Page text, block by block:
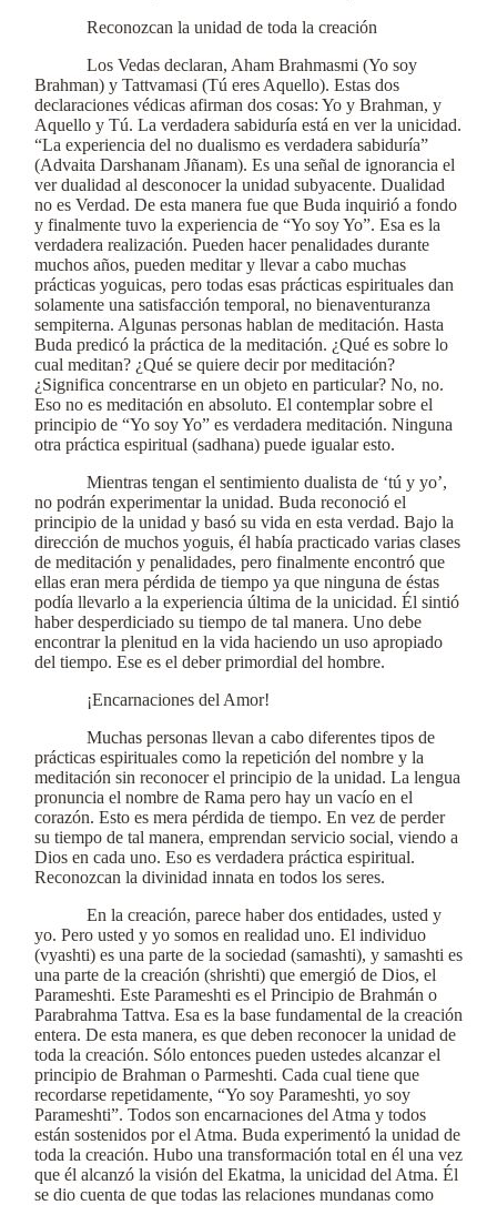
Reconozcan la unidad de toda la creación
Los Vedas declaran, Aham Brahmasmi (Yo soy
Brahman) y Tattvamasi (Tú eres Aquello). Estas dos
declaraciones védicas afirman dos cosas: Yo y Brahman, y
Aquello y Tú. La verdadera sabiduría está en ver la unicidad.
“La experiencia del no dualismo es verdadera sabiduría”
(Advaita Darshanam Jñanam). Es una señal de ignorancia el
ver dualidad al desconocer la unidad subyacente. Dualidad
no es Verdad. De esta manera fue que Buda inquirió a fondo
y finalmente tuvo la experiencia de “Yo soy Yo”. Esa es la
verdadera realización. Pueden hacer penalidades durante
muchos años, pueden meditar y llevar a cabo muchas
prácticas yoguicas, pero todas esas prácticas espirituales dan
solamente una satisfacción temporal, no bienaventuranza
sempiterna. Algunas personas hablan de meditación. Hasta
Buda predicó la práctica de la meditación. ¿Qué es sobre lo
cual meditan? ¿Qué se quiere decir por meditación?
¿Significa concentrarse en un objeto en particular? No, no.
Eso no es meditación en absoluto. El contemplar sobre el
principio de “Yo soy Yo” es verdadera meditación. Ninguna
otra práctica espiritual (sadhana) puede igualar esto.
Mientras tengan el sentimiento dualista de ‘tú y yo’,
no podrán experimentar la unidad. Buda reconoció el
principio de la unidad y basó su vida en esta verdad. Bajo la
dirección de muchos yoguis, él había practicado varias clases
de meditación y penalidades, pero finalmente encontró que
ellas eran mera pérdida de tiempo ya que ninguna de éstas
podía llevarlo a la experiencia última de la unicidad. Él sintió
haber desperdiciado su tiempo de tal manera. Uno debe
encontrar la plenitud en la vida haciendo un uso apropiado
del tiempo. Ese es el deber primordial del hombre.
¡Encarnaciones del Amor!
Muchas personas llevan a cabo diferentes tipos de
prácticas espirituales como la repetición del nombre y la
meditación sin reconocer el principio de la unidad. La lengua
pronuncia el nombre de Rama pero hay un vacío en el
corazón. Esto es mera pérdida de tiempo. En vez de perder
su tiempo de tal manera, emprendan servicio social, viendo a
Dios en cada uno. Eso es verdadera práctica espiritual.
Reconozcan la divinidad innata en todos los seres.
En la creación, parece haber dos entidades, usted y
yo. Pero usted y yo somos en realidad uno. El individuo
(vyashti) es una parte de la sociedad (samashti), y samashti es
una parte de la creación (shrishti) que emergió de Dios, el
Parameshti. Este Parameshti es el Principio de Brahmán o
Parabrahma Tattva. Esa es la base fundamental de la creación
entera. De esta manera, es que deben reconocer la unidad de
toda la creación. Sólo entonces pueden ustedes alcanzar el
principio de Brahman o Parmeshti. Cada cual tiene que
recordarse repetidamente, “Yo soy Parameshti, yo soy
Parameshti”. Todos son encarnaciones del Atma y todos
están sostenidos por el Atma. Buda experimentó la unidad de
toda la creación. Hubo una transformación total en él una vez
que él alcanzó la visión del Ekatma, la unicidad del Atma. Él
se dio cuenta de que todas las relaciones mundanas como